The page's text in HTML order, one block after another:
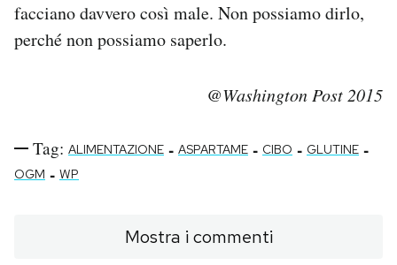
facciano davvero così male. Non possiamo dirlo,
perché non possiamo saperlo.
@Washington Post 2015
Tag: ALIMENTAZIONE - ASPARTAME - CIBO - GLUTINE -
OGM - WP
Mostra i commenti